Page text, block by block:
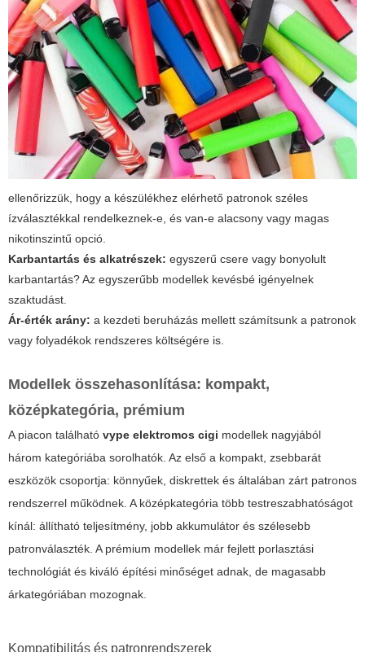
ellenőrizzük, hogy a készülékhez elérhető patronok széles
ízválasztékkal rendelkeznek-e, és van-e alacsony vagy magas
nikotinszintű opció.
Karbantartás és alkatrészek: egyszerű csere vagy bonyolult
karbantartás? Az egyszerűbb modellek kevésbé igényelnek
szaktudást.
Ár-érték arány: a kezdeti beruházás mellett számítsunk a patronok
vagy folyadékok rendszeres költségére is.
Modellek összehasonlítása: kompakt,
középkategória, prémium
A piacon található vype elektromos cigi modellek nagyjából
három kategóriába sorolhatók. Az első a kompakt, zsebbarát
eszközök csoportja: könnyűek, diskrettek és általában zárt patronos
rendszerrel működnek. A középkategória több testreszabhatóságot
kínál: állítható teljesítmény, jobb akkumulátor és szélesebb
patronválaszték. A prémium modellek már fejlett porlasztási
technológiát és kiváló építési minőséget adnak, de magasabb
árkategóriában mozognak.
Kompatibilitás és patronrendszerek